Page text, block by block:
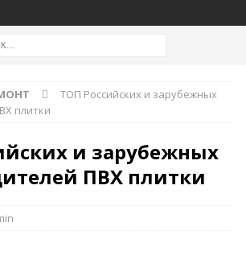
ТОП Российских и зарубежных
плитки
и зарубежных
ПВХ плитки